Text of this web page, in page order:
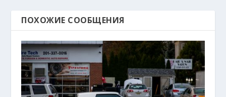
ПОХОЖИЕ СООБЩЕНИЯ